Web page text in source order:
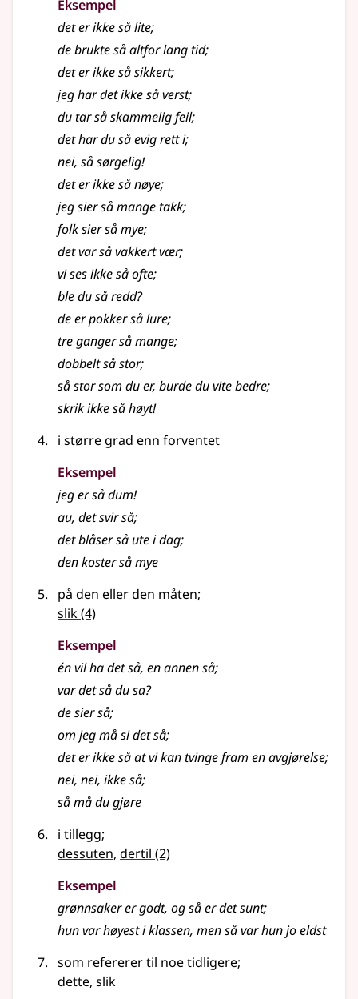
Eksempel
det er ikke så lite;
de brukte så altfor lang tid;
det er ikke så sikkert;
jeg har det ikke så verst;
du tar så skammelig feil;
det har du så evig rett i;
nei, så sørgelig!
det er ikke så nøye;
jeg sier så mange takk;
folk sier så mye;
det var så vakkert vær;
vi ses ikke så ofte;
ble du så redd?
de er pokker så lure;
tre ganger så mange;
dobbelt så stor;
så stor som du er, burde du vite bedre;
skrik ikke så høyt!
i større grad enn forventet
Eksempel
jeg er så dum!
au, det svir så;
det blåser så ute i dag;
den koster så mye
på den eller den måten;
slik(4)
Eksempel
én vil ha det så, en annen så;
var det så du sa?
de sier så;
om jeg må si det så;
det er ikke så at vi kan tvinge fram en avgjørelse;
nei, nei, ikke så;
så må du gjøre
i tillegg;
dessuten, dertil (2)
Eksempel
grønnsaker er godt, og så er det sunt;
hun var høyest i klassen, men så var hun jo eldst
som refererer til noe tidligere;
dette, slik